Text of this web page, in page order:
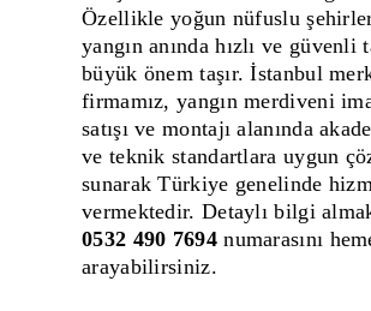
Özellikle yoğun nüfuslu
yangın anında hızlı ve güvenli
büyük önem taşır.İstanbul
firmamız, yangın merdiveni
satışı ve montajı alanında
ve teknik standartlara uygun
sunarak Türkiye genelinde
vermektedir. Detaylı bilgi
0532 490 7694numarasını
arayabilirsiniz.